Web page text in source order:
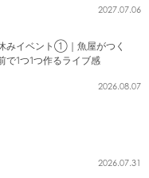
2027.07.06
みイベント①｜魚屋がつく
で1つ1つ作るライブ感
2026.08.07
2026.07.31